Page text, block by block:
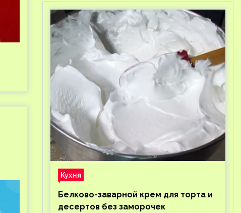
Кухня
Белково-заварной крем для торта и
десертов без заморочек